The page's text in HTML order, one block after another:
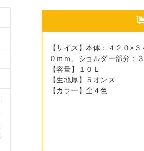
【サイズ】本体：４２０×
０ｍｍ、ショルダー部分：
【容量】１０Ｌ
【生地厚】５オンス
【カラー】全４色